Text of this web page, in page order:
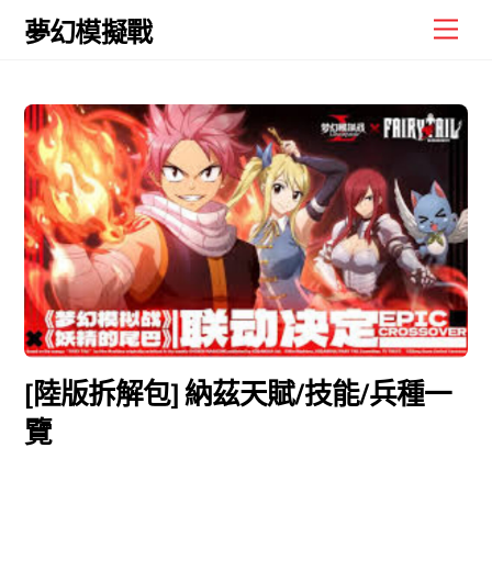
Skip
夢幻模擬戰
[陸版拆解包] 納茲天賦/技能/兵種一
覽